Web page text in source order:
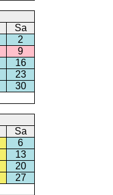
Sa
2
9
16
23
30
Sa
6
13
20
27